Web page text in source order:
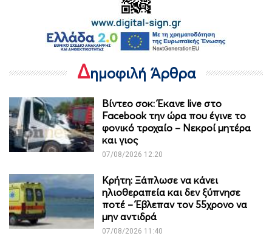
Δημοφιλή Άρθρα
Βίντεο σοκ: Έκανε live στο
Facebook την ώρα που έγινε το
φονικό τροχαίο – Νεκροί μητέρα
και γιος
07/08/2026 12:20
Κρήτη: Ξάπλωσε να κάνει
ηλιοθεραπεία και δεν ξύπνησε
ποτέ – Έβλεπαν τον 55χρονο να
μην αντιδρά
07/08/2026 11:40